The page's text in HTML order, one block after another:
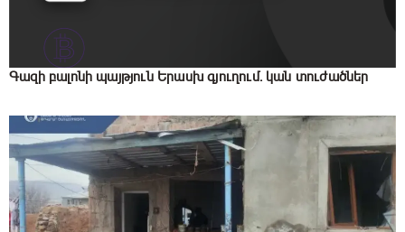
Գազի բալոնի պայթյուն Երասխ գյուղում․ կան տուժածներ